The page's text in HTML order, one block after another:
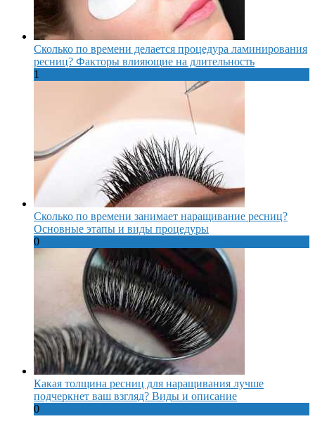
Сколько по времени делается процедура ламинирования
ресниц? Факторы влияющие на длительность
1
Сколько по времени занимает наращивание ресниц?
Основные этапы и виды процедуры
0
Какая толщина ресниц для наращивания лучше
подчеркнет ваш взгляд? Виды и описание
0